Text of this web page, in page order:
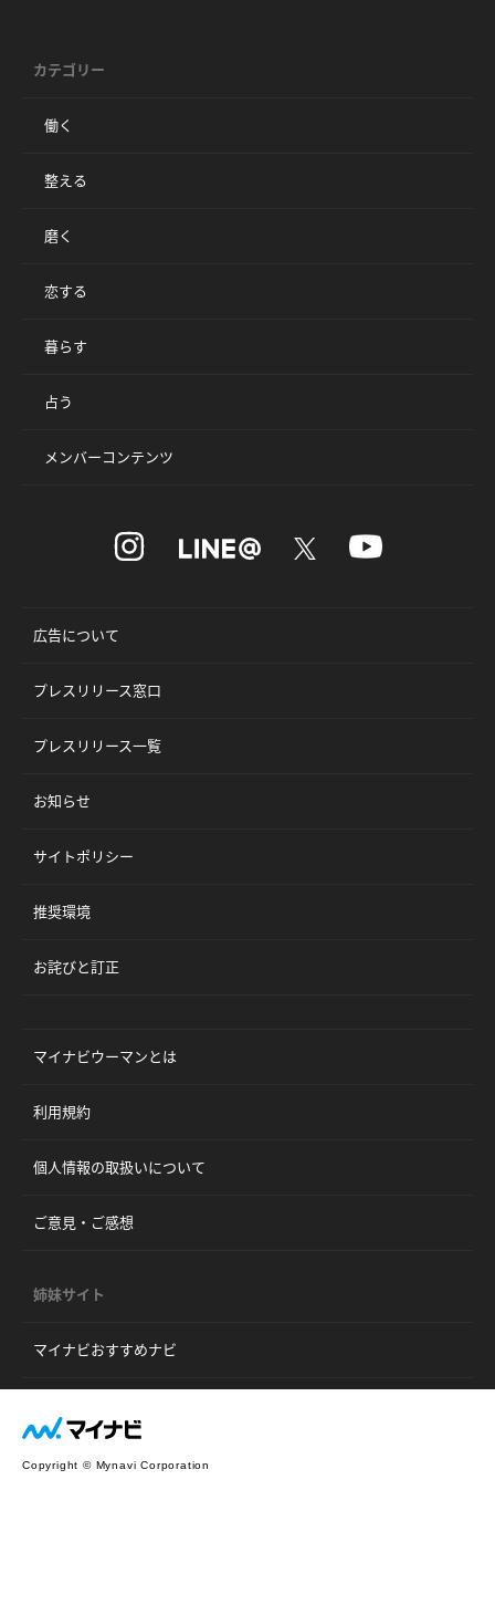
カテゴリー
働く
整える
磨く
恋する
暮らす
占う
メンバーコンテンツ
広告について
プレスリリース窓口
プレスリリース一覧
お知らせ
サイトポリシー
推奨環境
お詫びと訂正
マイナビウーマンとは
利用規約
個人情報の取扱いについて
ご意見・ご感想
姉妹サイト
マイナビおすすめナビ
Copyright © Mynavi Corporation